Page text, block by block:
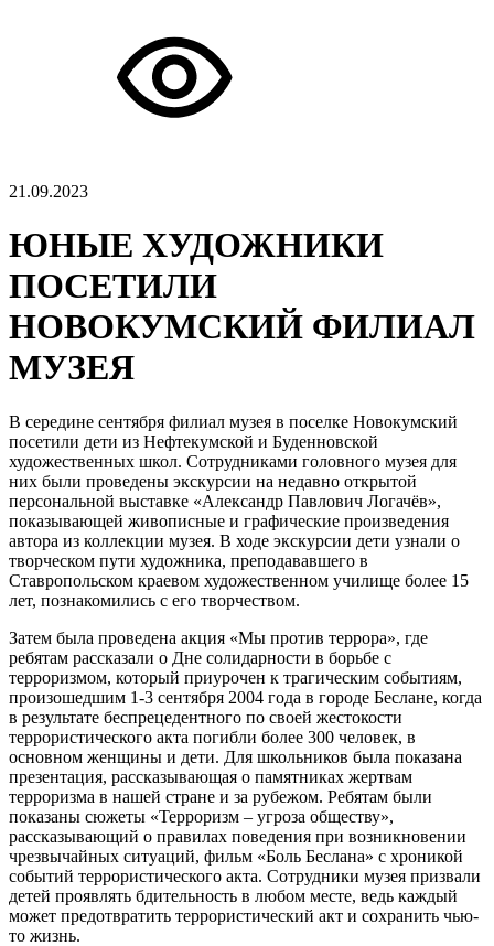
21.09.2023
ЮНЫЕ ХУДОЖНИКИ
ПОСЕТИЛИ
НОВОКУМСКИЙ ФИЛИАЛ
МУЗЕЯ
В середине сентября филиал музея в поселке Новокумский
посетили дети из Нефтекумской и Буденновской
художественных школ. Сотрудниками головного музея для
них были проведены экскурсии на недавно открытой
персональной выставке «Александр Павлович Логачёв»,
показывающей живописные и графические произведения
автора из коллекции музея. В ходе экскурсии дети узнали о
творческом пути художника, преподававшего в
Ставропольском краевом художественном училище более 15
лет, познакомились с его творчеством.
Затем была проведена акция «Мы против террора», где
ребятам рассказали о Дне солидарности в борьбе с
терроризмом, который приурочен к трагическим событиям,
произошедшим 1-3 сентября 2004 года в городе Беслане, когда
в результате беспрецедентного по своей жестокости
террористического акта погибли более 300 человек, в
основном женщины и дети. Для школьников была показана
презентация, рассказывающая о памятниках жертвам
терроризма в нашей стране и за рубежом. Ребятам были
показаны сюжеты «Терроризм – угроза обществу»,
рассказывающий о правилах поведения при возникновении
чрезвычайных ситуаций, фильм «Боль Беслана» с хроникой
событий террористического акта. Сотрудники музея призвали
детей проявлять бдительность в любом месте, ведь каждый
может предотвратить террористический акт и сохранить чью-
то жизнь.